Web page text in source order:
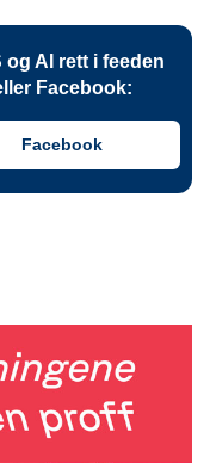
AI rett i feeden
Facebook:
Facebook